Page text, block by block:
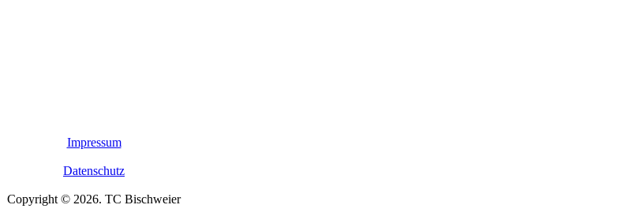
Impressum
Datenschutz
Copyright © 2026. TC Bischweier